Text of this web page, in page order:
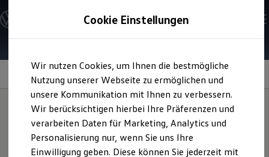
Hauptinhalt
springen
Footer
springen
Modelle & Konfigurator
Nutzfahrzeugkategorien entdecken
Modelle konfigurieren
Vorgängermodelle und Oldtimer
Vorgängermodelle
Oldtimer
Bulli Historie
Branchenlösungen & Gewerbekunden
Umbaulösungen und Hersteller finden
Auf- und Umbauten entdecken & konfigurieren
Groß- und Sonderkunden
Fahrtunterstützende Assistenten
Komfortabel
Cookie Einstellungen
Wir nutzen Cookies, um Ihnen die bestmögliche
Nutzung unserer Webseite zu ermöglichen und
unsere Kommunikation mit Ihnen zu verbessern.
Wir berücksichtigen hierbei Ihre Präferenzen und
verarbeiten Daten für Marketing, Analytics und
Personalisierung nur, wenn Sie uns Ihre
Einwilligung geben. Diese können Sie jederzeit mit